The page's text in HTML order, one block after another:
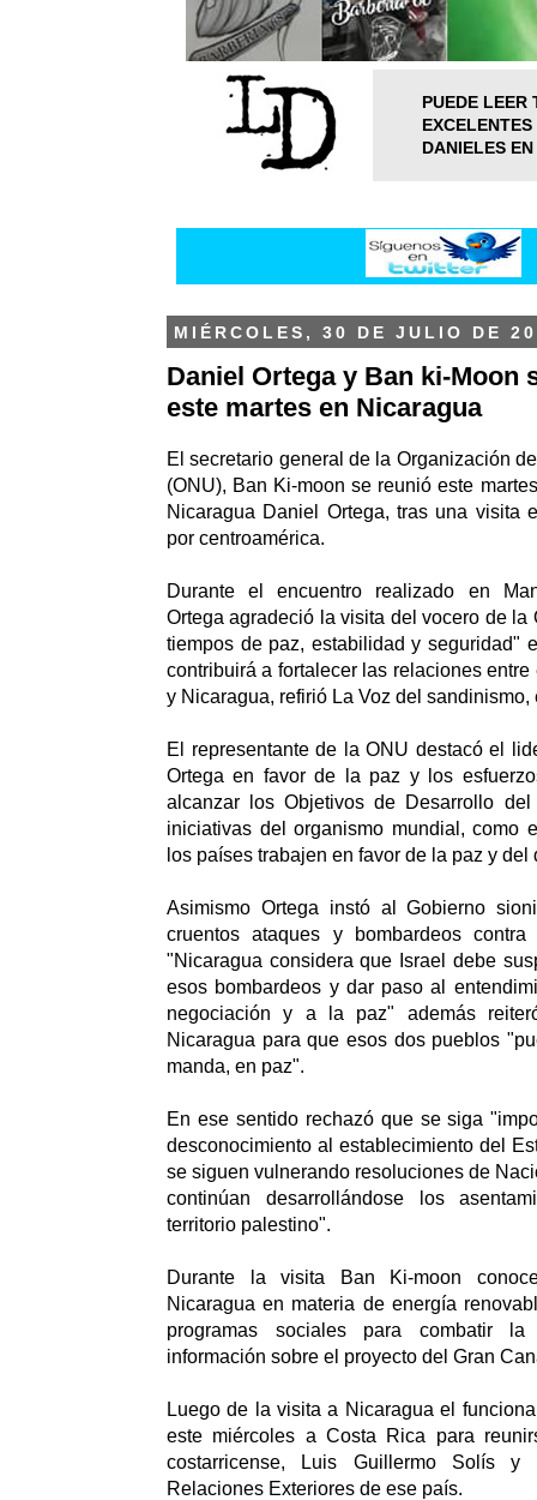
PUEDE LEER
DANIELES
MIÉRCOLES, 30 DE JULIO DE
Daniel Ortega y Ban ki-Moon
este martes en Nicaragua
El secretario general de la Organización
(ONU), Ban Ki-moon se reunió este
Nicaragua Daniel Ortega, tras una visita
por centroamérica.
Durante el encuentro realizado en
Ortega agradeció la visita del vocero de la
tiempos de paz, estabilidad y seguridad"
contribuirá a fortalecer las relaciones
y Nicaragua, refirió La Voz del sandinismo,
El representante de la ONU destacó el
Ortega en favor de la paz y los
alcanzar los Objetivos de Desarrollo
iniciativas del organismo mundial, como
los países trabajen en favor de la paz y
Asimismo Ortega instó al Gobierno
cruentos ataques y bombardeos
"Nicaragua considera que Israel debe
esos bombardeos y dar paso al
negociación y a la paz" además
Nicaragua para que esos dos pueblos
manda, en paz".
En ese sentido rechazó que se siga
desconocimiento al establecimiento del
se siguen vulnerando resoluciones de
continúan desarrollándose los
territorio palestino".
Durante la visita Ban Ki-moon
Nicaragua en materia de energía
programas sociales para combatir
información sobre el proyecto del Gran
Luego de la visita a Nicaragua el
este miércoles a Costa Rica para
costarricense, Luis Guillermo Solís
Relaciones Exteriores de ese país.